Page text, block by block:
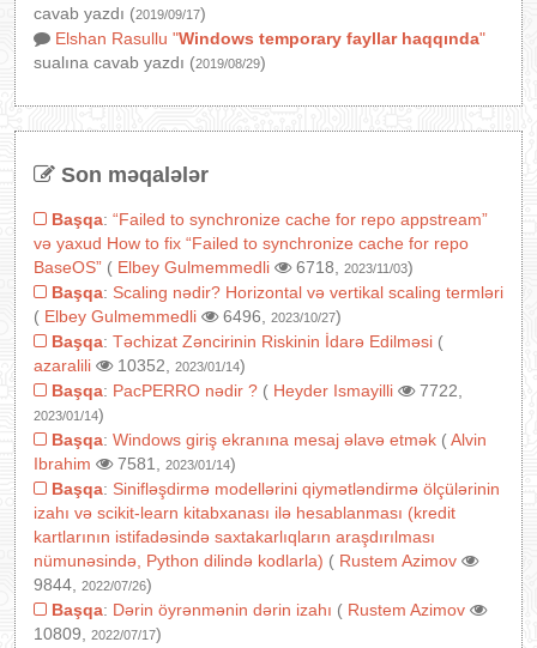
cavab yazdı (2019/09/17)
Elshan Rasullu "Windows temporary fayllar haqqında"
sualına cavab yazdı (2019/08/29)
Son məqalələr
Başqa: “Failed to synchronize cache for repo appstream”
və yaxud How to fix “Failed to synchronize cache for repo
BaseOS” ( Elbey Gulmemmedli 6718, 2023/11/03)
Başqa: Scaling nədir? Horizontal və vertikal scaling termləri
( Elbey Gulmemmedli 6496, 2023/10/27)
Başqa: Təchizat Zəncirinin Riskinin İdarə Edilməsi (
azaralili
10352, 2023/01/14)
Başqa: PacPERRO nədir ? ( Heyder Ismayilli 7722,
2023/01/14)
Başqa: Windows giriş ekranına mesaj əlavə etmək (Alvin
Ibrahim
7581, 2023/01/14)
Başqa: Sinifləşdirmə modellərini qiymətləndirmə ölçülərinin
izahı və scikit-learn kitabxanası ilə hesablanması (kredit
kartlarının istifadəsində saxtakarlıqların araşdırılması
nümunəsində, Python dilində kodlarla) ( Rustem Azimov
9844,
2022/07/26)
Başqa: Dərin öyrənmənin dərin izahı ( Rustem Azimov
10809,
2022/07/17)